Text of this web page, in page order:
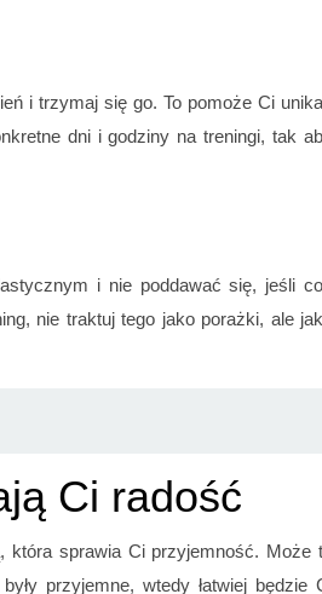
i trzymaj się go. To pomoże Ci
dni i godziny na treningi, tak
i nie poddawać się, jeśli
nie traktuj tego jako porażki, ale
Ci radość
która sprawia Ci przyjemność. Może
przyjemne, wtedy łatwiej będzie